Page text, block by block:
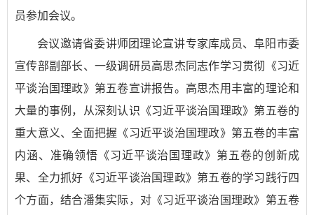
员参加会议。
会议邀请省委讲师团理论宣讲专家库成员、阜阳市委
宣传部副部长、一级调研员高思杰同志作学习贯彻《习近
平谈治国理政》第五卷宣讲报告。高思杰用丰富的理论和
大量的事例，从深刻认识《习近平谈治国理政》第五卷的
重大意义、全面把握《习近平谈治国理政》第五卷的丰富
内涵、准确领悟《习近平谈治国理政》第五卷的创新成
果、全力抓好《习近平谈治国理政》第五卷的学习践行四
个方面，结合潘集实际，对《习近平谈治国理政》第五卷